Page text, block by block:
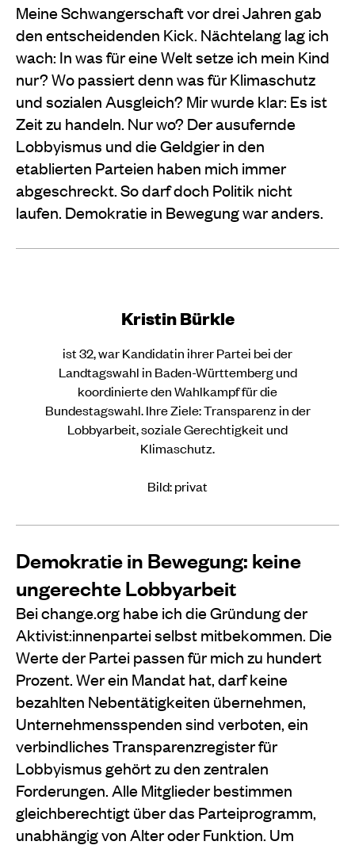
Meine Schwangerschaft vor drei Jahren gab
den entscheidenden Kick. Nächtelang lag ich
wach: In was für eine Welt setze ich mein Kind
nur? Wo passiert denn was für Klimaschutz
und sozialen Ausgleich? Mir wurde klar: Es ist
Zeit zu handeln. Nur wo? Der ausufernde
Lobbyismus und die Geldgier in den
etablierten Parteien haben mich immer
abgeschreckt. So darf doch Politik nicht
laufen. Demokratie in Bewegung war anders.
Kristin Bürkle
ist 32, war Kandidatin ihrer Partei bei der
Landtagswahl in Baden-Württemberg und
koordinierte den Wahlkampf für die
Bundestagswahl. Ihre Ziele: Transparenz in der
Lobbyarbeit, soziale Gerechtigkeit und
Klimaschutz.
Bild: privat
Demokratie in Bewegung: keine
ungerechte Lobbyarbeit
Beichange.orghabe ich die Gründung der
Aktivist:innenpartei selbst mitbekommen. Die
Werte der Partei passen für mich zu hundert
Prozent. Wer ein Mandat hat, darf keine
bezahlten Nebentätigkeiten übernehmen,
Unternehmensspenden sind verboten, ein
verbindliches Transparenzregister für
Lobbyismus gehört zu den zentralen
Forderungen. Alle Mitglieder bestimmen
gleichberechtigt über das Parteiprogramm,
unabhängig von Alter oder Funktion. Um